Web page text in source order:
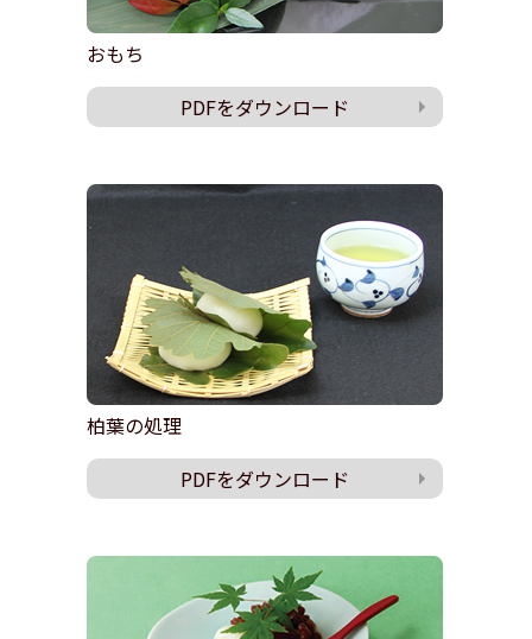
おもち
PDFをダウンロード
柏葉の処理
PDFをダウンロード